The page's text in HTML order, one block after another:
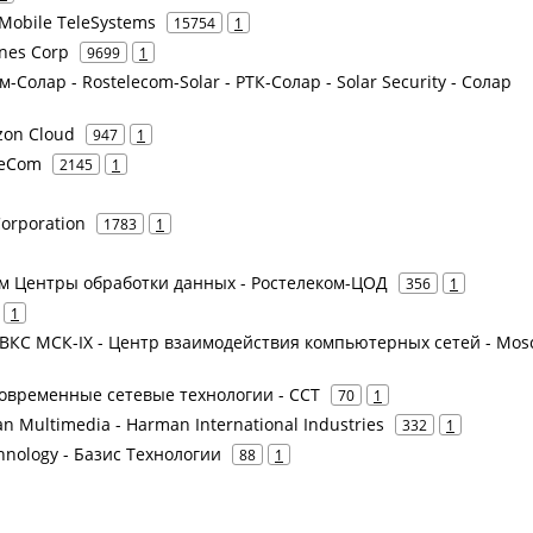
TeleSystems 15754 1
Corp 9699 1
Солар - Rostelecom-Solar - РТК-Солар - Solar Security - Солар
Cloud 947 1
2145 1
1783 1
Центры обработки данных - Ростелеком-ЦОД 356
1
1
МСК-IX - Центр взаимодействия компьютерных сетей -
сетевые технологии - ССТ 70 1
Multimedia - Harman International Industries 332 1
- Базис Технологии 88 1